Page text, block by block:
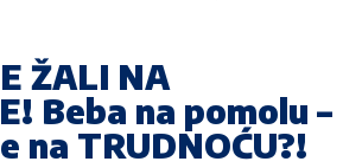
ŽALI NA
Beba na pomolu –
na TRUDNOĆU?!